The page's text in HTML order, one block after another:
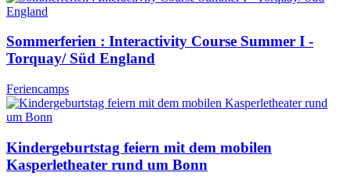
Sommerferien : Interactivity Course Summer I -
Torquay/ Süd England
Feriencamps
Kindergeburtstag feiern mit dem mobilen
Kasperletheater rund um Bonn